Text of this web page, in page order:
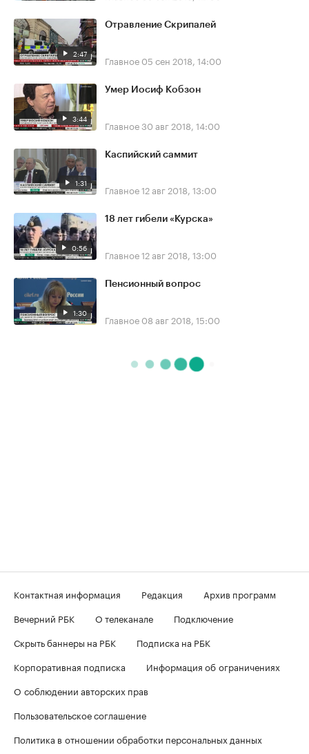
2:47
Отравление Скрипалей
Главное 05 сен 2018, 14:00
3:44
Умер Иосиф Кобзон
Главное30 авг 2018, 14:00
1:31
Каспийский саммит
Главное12 авг 2018, 13:00
0:56
18 лет гибели «Курска»
Главное12 авг 2018, 13:00
1:30
Пенсионный вопрос
Главное 08 авг 2018, 15:00
Контактная информация Редакция
Архив программ
Вечерний РБК
О телеканале
Подключение
Скрыть баннеры на РБК
Подписка на РБК
Корпоративная подписка
Информация об ограничениях
О соблюдении авторских прав
Пользовательское соглашение
Политика в отношении обработки персональных данных